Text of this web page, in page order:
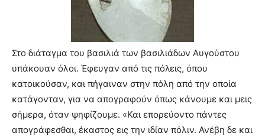
Στο διάταγμα του βασιλιά των βασιλιάδων Αυγούστου
υπάκουαν όλοι. Έφευγαν από τις πόλεις, όπου
κατοικούσαν, και πήγαιναν στην πόλη από την οποία
κατάγονταν, για να απογραφούν όπως κάνουμε και μεις
σήμερα, όταν ψηφίζουμε. «Και επορεύοντο πάντες
απογράφεσθαι, έκαστος εις την ιδίαν πόλιν. Ανέβη δε και